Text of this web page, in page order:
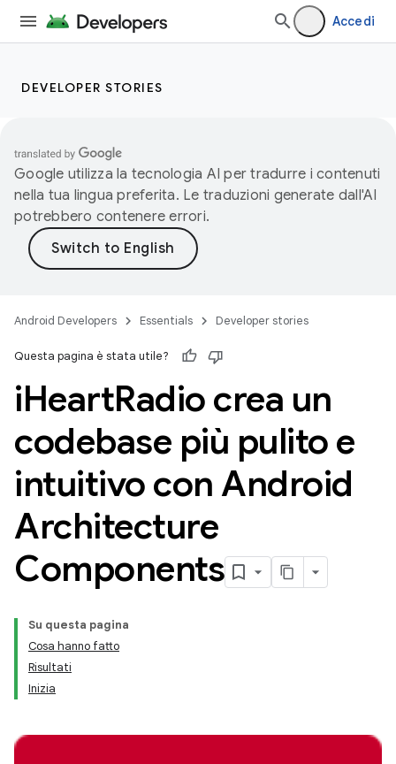
Accedi
DEVELOPER STORIES
Google utilizza la tecnologia AI per tradurre i contenuti
nella tua lingua preferita. Le traduzioni generate dall'AI
potrebbero contenere errori.
Android Developers Essentials Developer stories
Questa pagina è stata utile?
iHeartRadio crea un
codebase più pulito e
intuitivo con Android
Architecture
Components
Su questa pagina
Cosa hanno fatto
Risultati
Inizia